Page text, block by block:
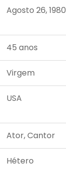
Agosto 26, 1980
45 anos
Virgem
USA
Ator, Cantor
Hétero